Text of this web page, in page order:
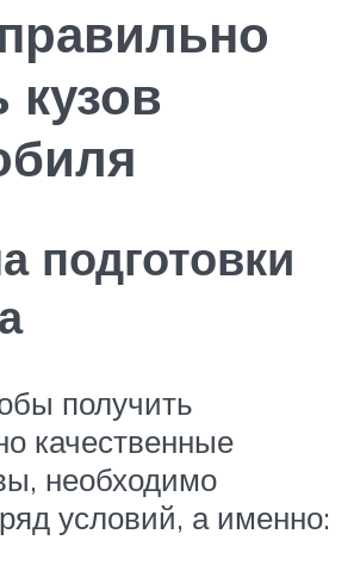
кузов
подготовки
получить
качественные
необходимо
условий, а именно: